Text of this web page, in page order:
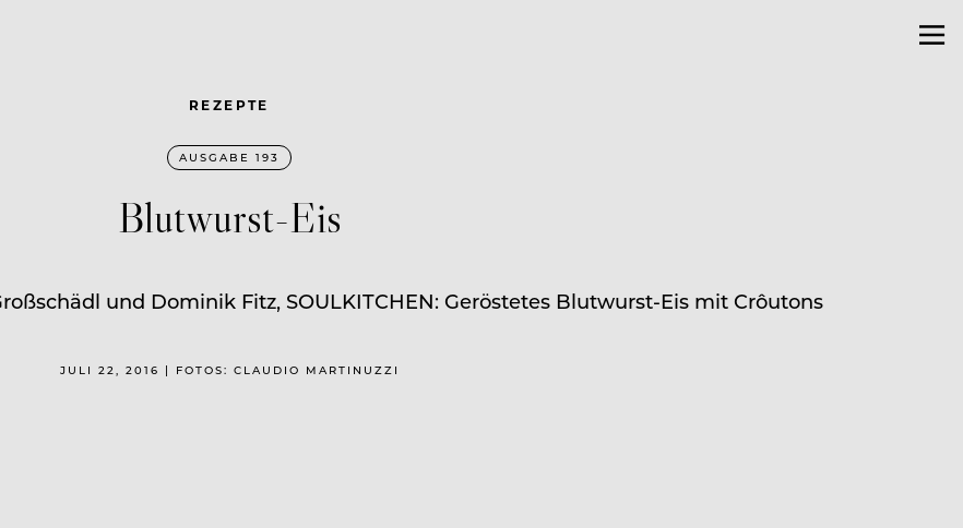
REZEPTE
AUSGABE 193
Blutwurst-Eis
und Dominik Fitz, SOULKITCHEN: Geröstetes Blutwurst-Eis mit Crôutons
JULI 22, 2016 | FOTOS: CLAUDIO MARTINUZZI